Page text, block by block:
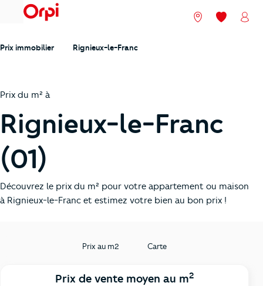
menu Nos agences
Mes
Prix immobilier Rignieux-le-Franc
Prix du m² à
Rignieux-le-Franc
(01)
Découvrez le prix du m² pour votre appartement ou maison
à Rignieux-le-Franc et estimez votre bien au bon prix !
Prix au m2 Carte
Prix de vente moyen au m2